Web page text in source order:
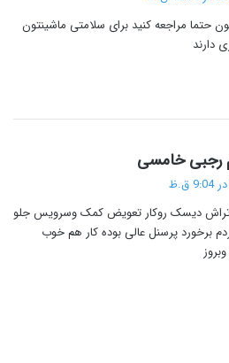
حتما مراجعه کنید برای سلامتی ماشینتون
دارند
رجبی خامسی
:
تراش دیسک روکار تعویض کمک وسرویس جلو
برخورد پرسنل عالی بوده کار هم خوب